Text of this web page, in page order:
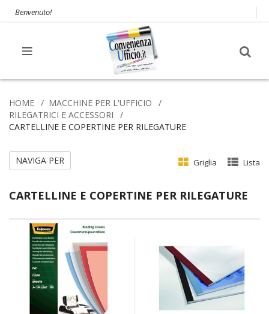
Benvenuto!
HOME
MACCHINE PER L'UFFICIO
RILEGATRICI E ACCESSORI
CARTELLINE E COPERTINE PER RILEGATURE
CARTELLINE E COPERTINE PER RILEGATURE
Griglia Lista
NAVIGA PER